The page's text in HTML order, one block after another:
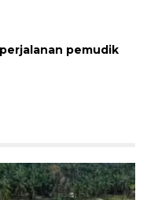
pemudik